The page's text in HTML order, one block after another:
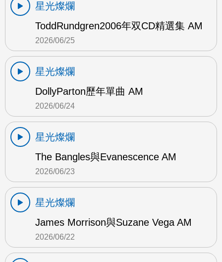
星光燦爛
ToddRundgren2006年双CD精選集 AM
2026/06/25
星光燦爛
DollyParton歷年單曲 AM
2026/06/24
星光燦爛
The Bangles與Evanescence AM
2026/06/23
星光燦爛
James Morrison與Suzane Vega AM
2026/06/22